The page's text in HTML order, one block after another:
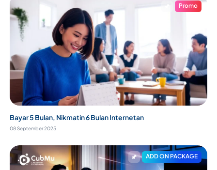
Promo
Bayar 5 Bulan, Nikmatin 6 Bulan Internetan
08 September 2025
ADD ON PACKAGE